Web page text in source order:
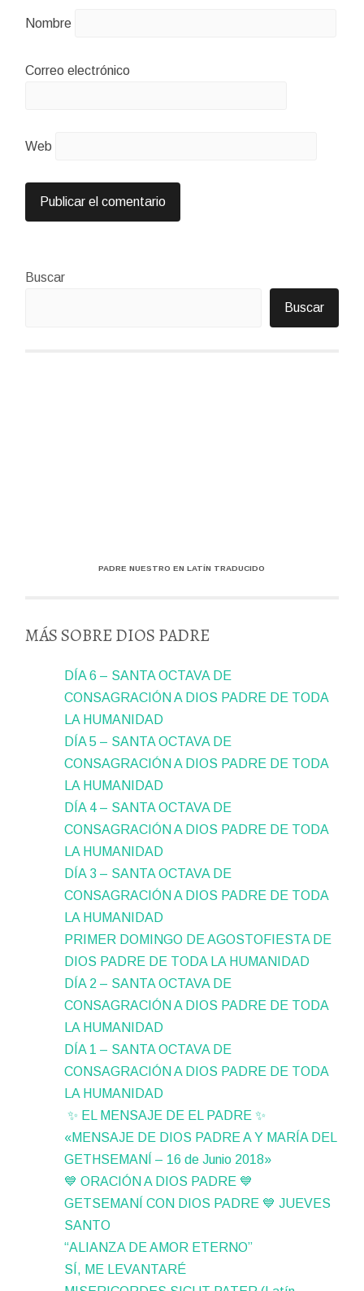
Nombre
Correo electrónico
Web
Buscar
Buscar
PADRE NUESTRO EN LATÍN TRADUCIDO
MÁS SOBRE DIOS PADRE
DÍA 6 – SANTA OCTAVA DE
CONSAGRACIÓN A DIOS PADRE DE TODA
LA HUMANIDAD
DÍA 5 – SANTA OCTAVA DE
CONSAGRACIÓN A DIOS PADRE DE TODA
LA HUMANIDAD
DÍA 4 – SANTA OCTAVA DE
CONSAGRACIÓN A DIOS PADRE DE TODA
LA HUMANIDAD
DÍA 3 – SANTA OCTAVA DE
CONSAGRACIÓN A DIOS PADRE DE TODA
LA HUMANIDAD
PRIMER DOMINGO DE AGOSTOFIESTA DE
DIOS PADRE DE TODA LA HUMANIDAD
DÍA 2 – SANTA OCTAVA DE
CONSAGRACIÓN A DIOS PADRE DE TODA
LA HUMANIDAD
DÍA 1 – SANTA OCTAVA DE
CONSAGRACIÓN A DIOS PADRE DE TODA
LA HUMANIDAD
✨ EL MENSAJE DE EL PADRE ✨
«MENSAJE DE DIOS PADRE A Y MARÍA DEL
GETHSEMANÍ – 16 de Junio 2018»
💙 ORACIÓN A DIOS PADRE 💙
GETSEMANÍ CON DIOS PADRE 💙 JUEVES
SANTO
“ALIANZA DE AMOR ETERNO”
SÍ, ME LEVANTARÉ